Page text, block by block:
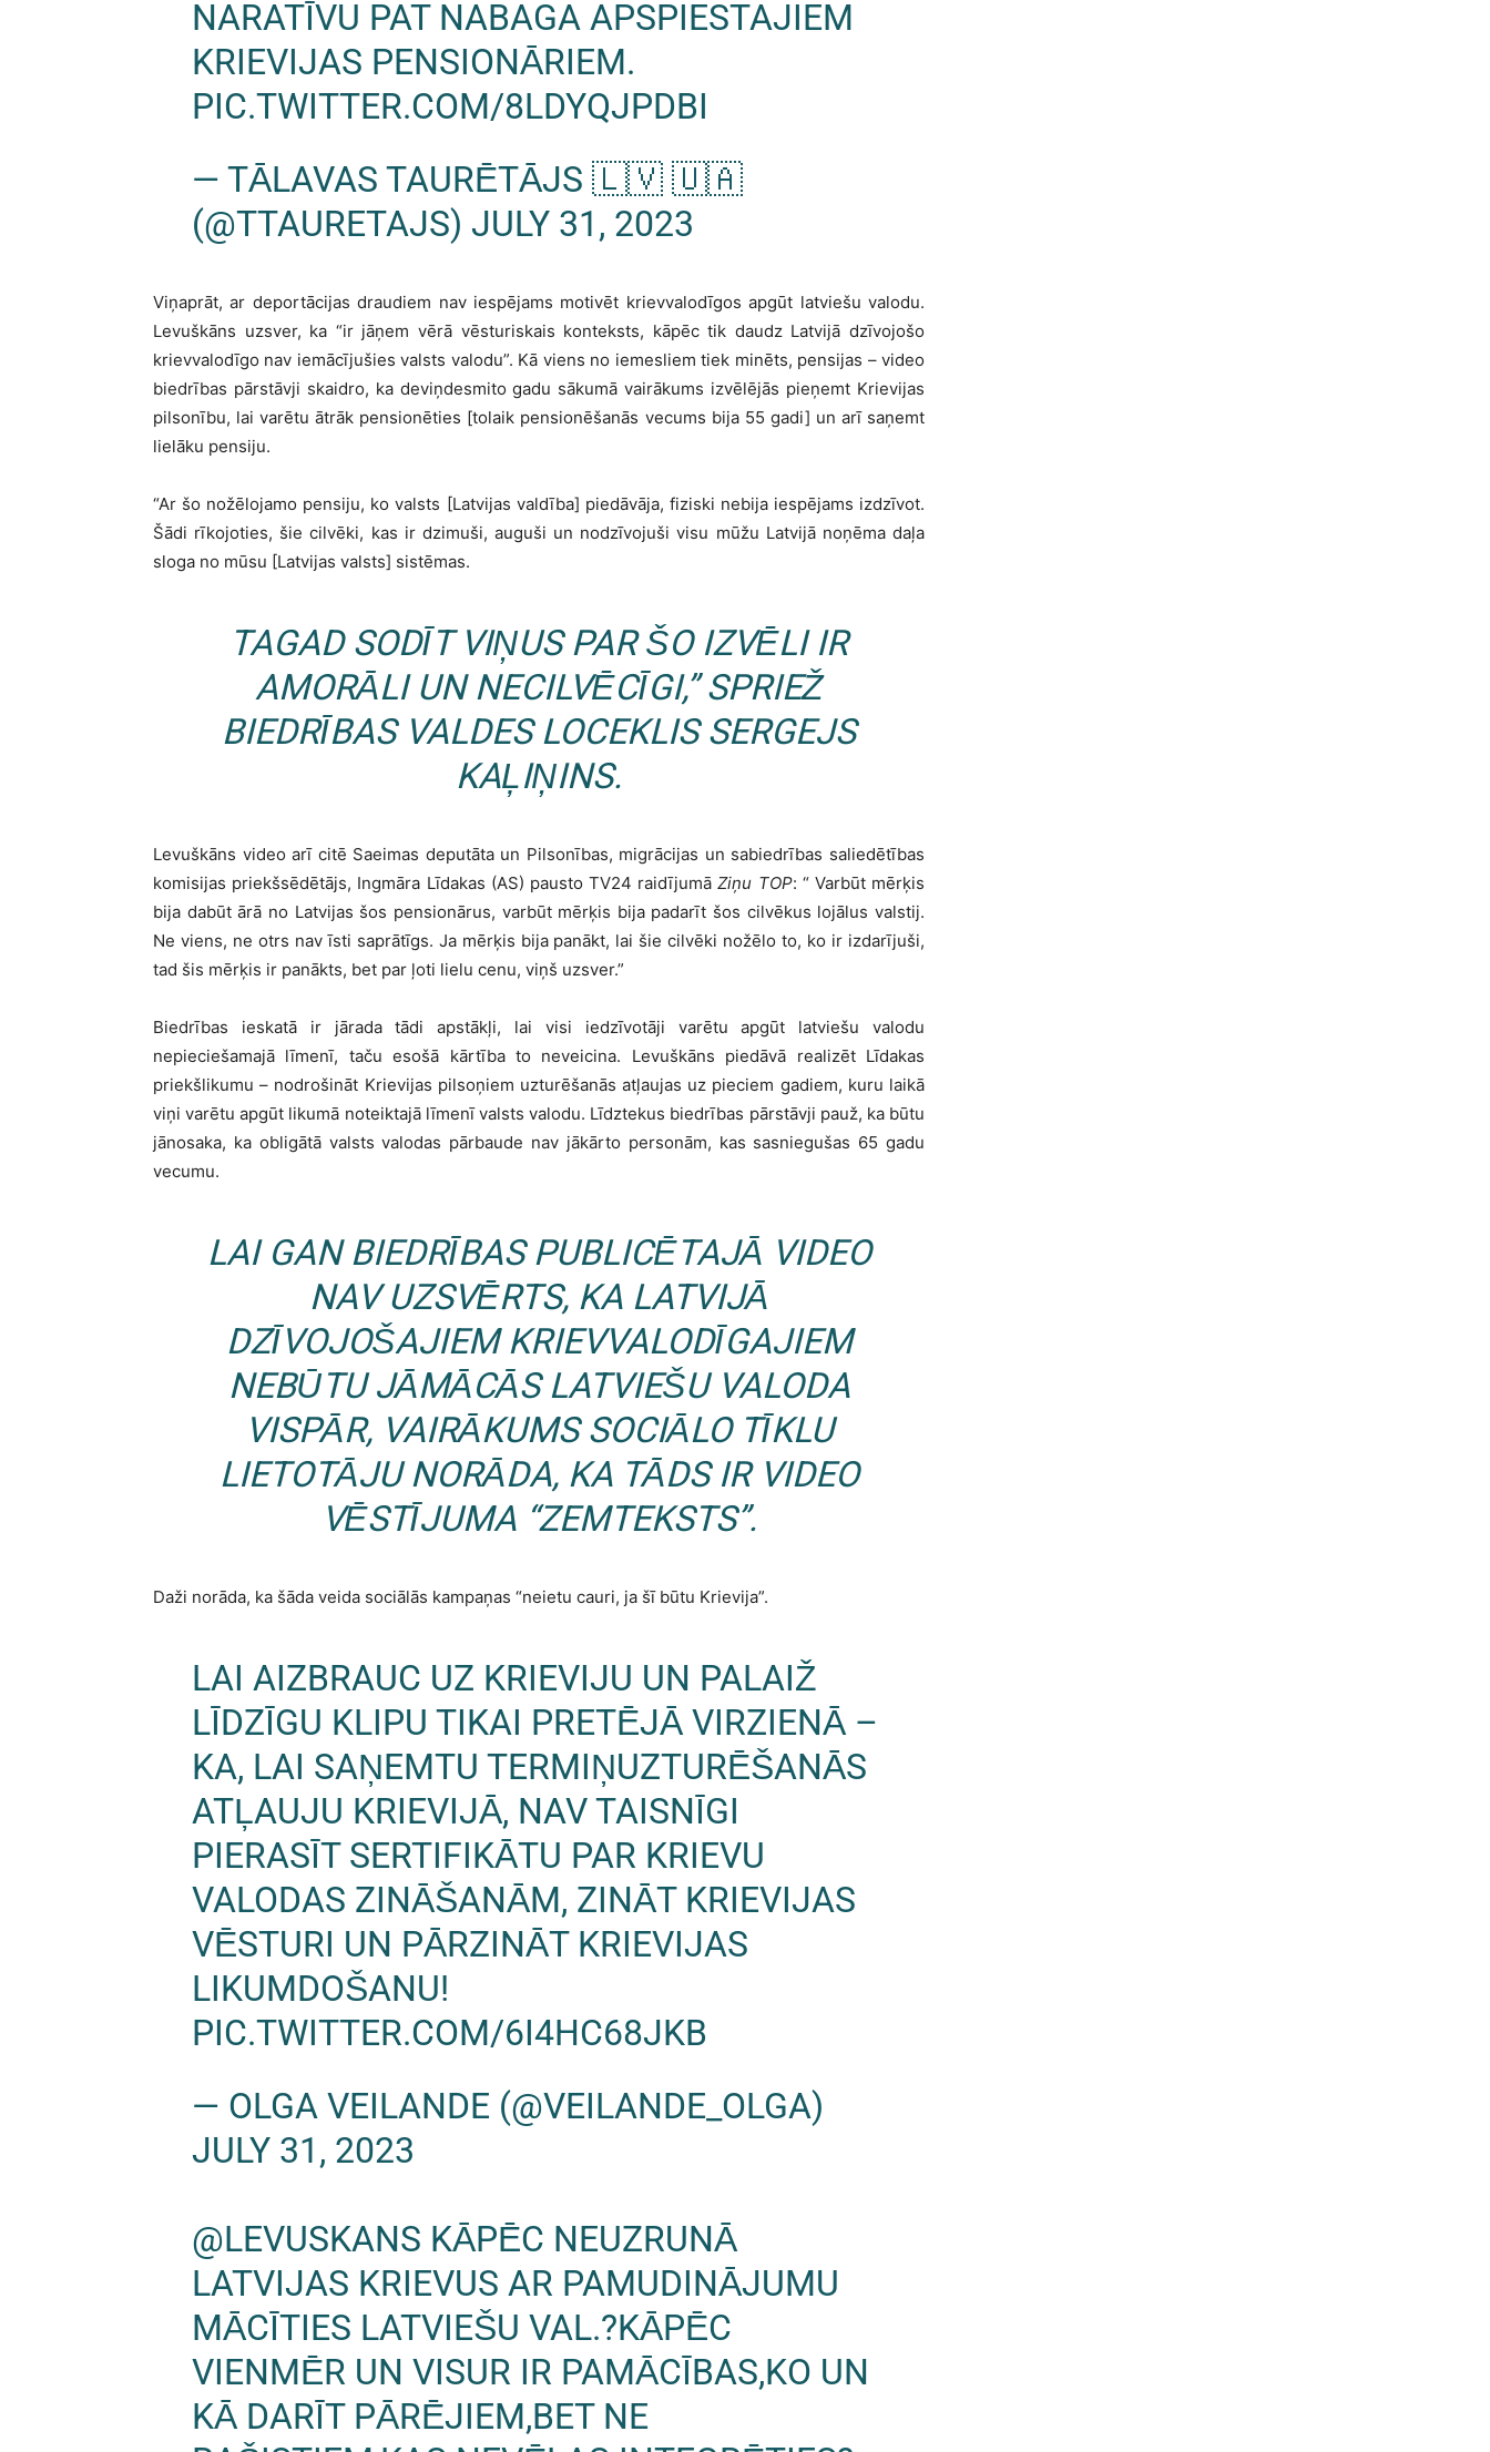
NARATĪVU PAT NABAGA APSPIESTAJIEM
KRIEVIJAS PENSIONĀRIEM.
PIC.TWITTER.COM/8LDYQJPDBI
— TĀLAVAS TAURĒTĀJS 🇱🇻 🇺🇦
(@TTAURETAJS) JULY 31, 2023
Viņaprāt, ar deportācijas draudiem nav iespējams motivēt krievvalodīgos apgūt latviešu valodu.
Levuškāns uzsver, ka “ir jāņem vērā vēsturiskais konteksts, kāpēc tik daudz Latvijā dzīvojošo
krievvalodīgo nav iemācījušies valsts valodu”. Kā viens no iemesliem tiek minēts, pensijas – video
biedrības pārstāvji skaidro, ka deviņdesmito gadu sākumā vairākums izvēlējās pieņemt Krievijas
pilsonību, lai varētu ātrāk pensionēties [tolaik pensionēšanās vecums bija 55 gadi] un arī saņemt
lielāku pensiju.
“Ar šo nožēlojamo pensiju, ko valsts [Latvijas valdība] piedāvāja, fiziski nebija iespējams izdzīvot.
Šādi rīkojoties, šie cilvēki, kas ir dzimuši, auguši un nodzīvojuši visu mūžu Latvijā noņēma daļa
sloga no mūsu [Latvijas valsts] sistēmas.
TAGAD SODĪT VIŅUS PAR ŠO IZVĒLI IR
AMORĀLI UN NECILVĒCĪGI,” SPRIEŽ
BIEDRĪBAS VALDES LOCEKLIS SERGEJS
KAĻIŅINS.
Levuškāns video arī citē Saeimas deputāta un Pilsonības, migrācijas un sabiedrības saliedētības
komisijas priekšsēdētājs, Ingmāra Līdakas (AS) pausto TV24 raidījumāZiņu TOP: “ Varbūt mērķis
bija dabūt ārā no Latvijas šos pensionārus, varbūt mērķis bija padarīt šos cilvēkus lojālus valstij.
Ne viens, ne otrs nav īsti saprātīgs. Ja mērķis bija panākt, lai šie cilvēki nožēlo to, ko ir izdarījuši,
tad šis mērķis ir panākts, bet par ļoti lielu cenu, viņš uzsver.”
Biedrības ieskatā ir jārada tādi apstākļi, lai visi iedzīvotāji varētu apgūt latviešu valodu
nepieciešamajā līmenī, taču esošā kārtība to neveicina. Levuškāns piedāvā realizēt Līdakas
priekšlikumu – nodrošināt Krievijas pilsoņiem uzturēšanās atļaujas uz pieciem gadiem, kuru laikā
viņi varētu apgūt likumā noteiktajā līmenī valsts valodu. Līdztekus biedrības pārstāvji pauž, ka būtu
jānosaka, ka obligātā valsts valodas pārbaude nav jākārto personām, kas sasniegušas 65 gadu
vecumu.
LAI GAN BIEDRĪBAS PUBLICĒTAJĀ VIDEO
NAV UZSVĒRTS, KA LATVIJĀ
DZĪVOJOŠAJIEM KRIEVVALODĪGAJIEM
NEBŪTU JĀMĀCĀS LATVIEŠU VALODA
VISPĀR, VAIRĀKUMS SOCIĀLO TĪKLU
LIETOTĀJU NORĀDA, KA TĀDS IR VIDEO
VĒSTĪJUMA “ZEMTEKSTS”.
Daži norāda, ka šāda veida sociālās kampaņas “neietu cauri, ja šī būtu Krievija”.
LAI AIZBRAUC UZ KRIEVIJU UN PALAIŽ
LĪDZĪGU KLIPU TIKAI PRETĒJĀ VIRZIENĀ –
KA, LAI SAŅEMTU TERMIŅUZTURĒŠANĀS
ATĻAUJU KRIEVIJĀ, NAV TAISNĪGI
PIERASĪT SERTIFIKĀTU PAR KRIEVU
VALODAS ZINĀŠANĀM, ZINĀT KRIEVIJAS
VĒSTURI UN PĀRZINĀT KRIEVIJAS
LIKUMDOŠANU!
PIC.TWITTER.COM/6I4HC68JKB
— OLGA VEILANDE (@VEILANDE_OLGA)
JULY 31, 2023
@LEVUSKANS KĀPĒC NEUZRUNĀ
LATVIJAS KRIEVUS AR PAMUDINĀJUMU
MĀCĪTIES LATVIEŠU VAL.?KĀPĒC
VIENMĒR UN VISUR IR PAMĀCĪBAS,KO UN
KĀ DARĪT PĀRĒJIEM,BET NE